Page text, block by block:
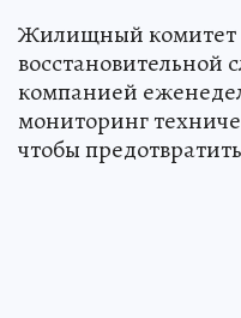
Жилищный комитет
компанией
мониторинг
чтобы